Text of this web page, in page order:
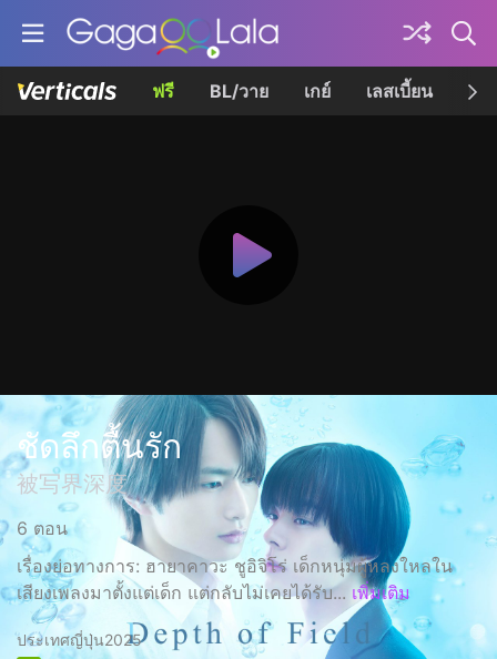
ฟรี BL/วาย เกย์ เลสเบี้ยน เค
ชัดลึกตื้นรัก
被写界深度
6 ตอน
เรื่องย่อทางการ: ฮายาคาวะ ชูอิจิโร่ เด็กหนุ่มผู้หลงใหลใน
เสียงเพลงมาตั้งแต่เด็ก แต่กลับไม่เคยได้รับ... เพิ่มเติม
ประเทศญี่ปุ่น2025